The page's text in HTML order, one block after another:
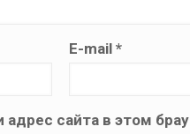
E-mail*
адрес сайта в этом